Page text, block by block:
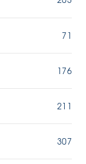
71
176
211
307